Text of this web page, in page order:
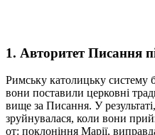
1. Авторитет Писання
Римську католицьку систему
вони поставили церковні
вище за Писання. У
зруйнувалася, коли вони
от: поклоніння Марії,